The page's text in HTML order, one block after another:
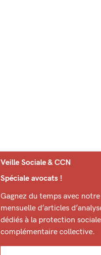
Veille Sociale & CCN
Spéciale avocats !
Gagnez du temps avec
mensuelle d’articles
dédiés à la protection sociale
complémentaire collective.